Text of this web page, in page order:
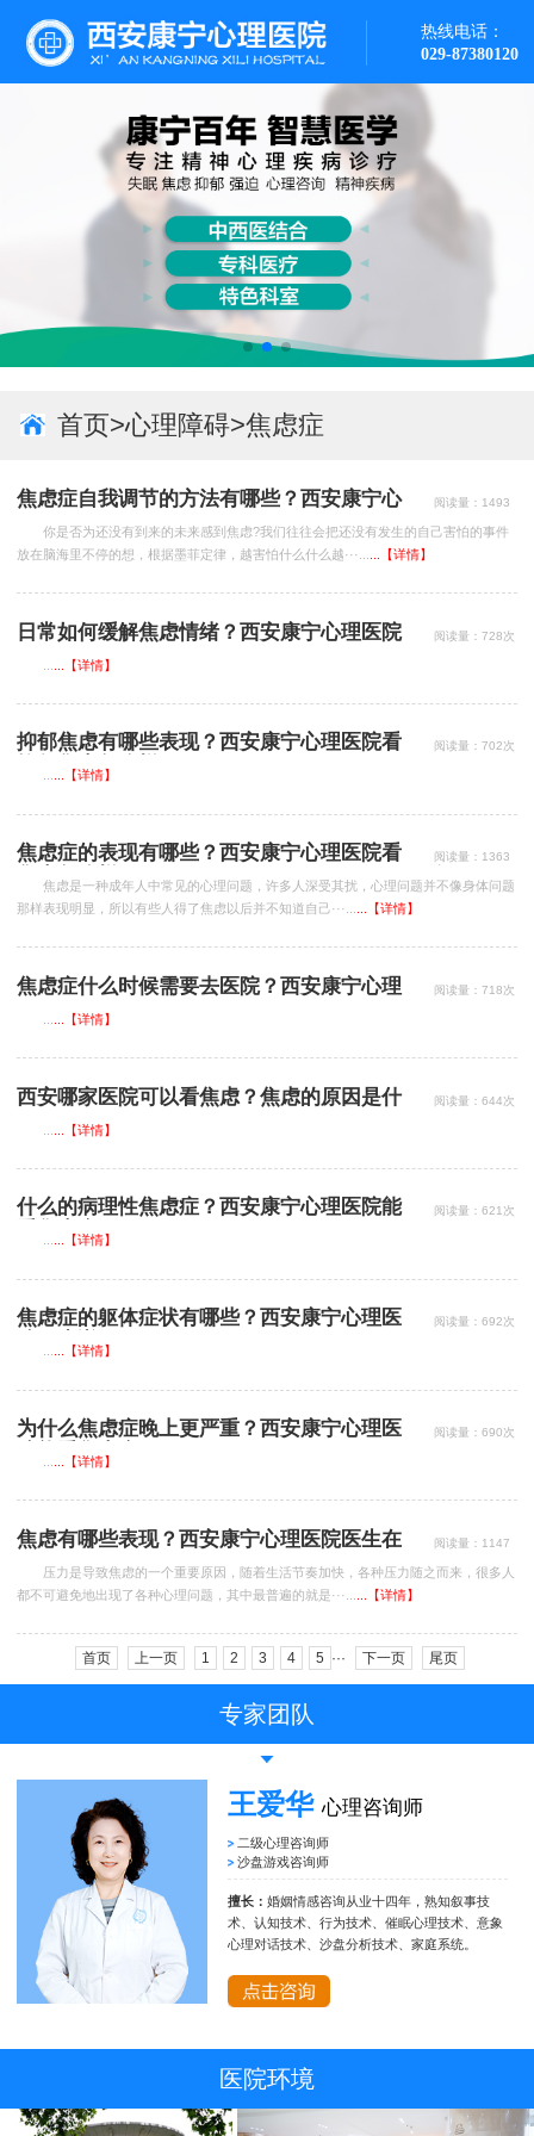
热线电话：
029-87380120
首页>心理障碍>焦虑症
焦虑症自我调节的方法有哪些？西安康宁心
理医院在线咨询
阅读量：1493
你是否为还没有到来的未来感到焦虑?我们往往会把还没有发生的自己害怕的事件
放在脑海里不停的想，根据墨菲定律，越害怕什么什么越···...
...【详情】
日常如何缓解焦虑情绪？西安康宁心理医院
看焦虑怎么样？
阅读量：728次
...【详情】
抑郁焦虑有哪些表现？西安康宁心理医院看
抑郁焦虑怎么样？
阅读量：702次
...【详情】
焦虑症的表现有哪些？西安康宁心理医院看
焦虑怎么样？
阅读量：1363
次
焦虑是一种成年人中常见的心理问题，许多人深受其扰，心理问题并不像身体问题
那样表现明显，所以有些人得了焦虑以后并不知道自己···...
...【详情】
焦虑症什么时候需要去医院？西安康宁心理
医院医生详解
阅读量：718次
...【详情】
西安哪家医院可以看焦虑？焦虑的原因是什
阅读量：644次
...【详情】
什么的病理性焦虑症？西安康宁心理医院能
看焦虑症吗？
阅读量：621次
...【详情】
焦虑症的躯体症状有哪些？西安康宁心理医
院医生详解
阅读量：692次
...【详情】
为什么焦虑症晚上更严重？西安康宁心理医
院能看焦虑症吗？
阅读量：690次
...【详情】
焦虑有哪些表现？西安康宁心理医院医生在
线详解
阅读量：1147
压力是导致焦虑的一个重要原因，随着生活节奏加快，各种压力随之而来，很多人
都不可避免地出现了各种心理问题，其中最普遍的就是···...
...【详情】
首页 上一页 1 2 3 4 5 ··· 下一页 尾页
专家团队
王爱华 心理咨询师
二级心理咨询师
沙盘游戏咨询师
擅长：婚姻情感咨询从业十四年，熟知叙事技
术、认知技术、行为技术、催眠心理技术、意象
心理对话技术、沙盘分析技术、家庭系统。
医院环境